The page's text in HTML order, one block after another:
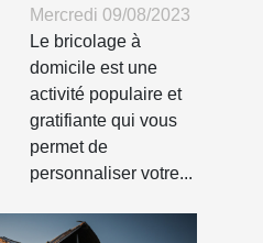
le bricolage à
domicile
Mercredi 09/08/2023
Le bricolage à
domicile est une
activité populaire et
gratifiante qui vous
permet de
personnaliser votre...